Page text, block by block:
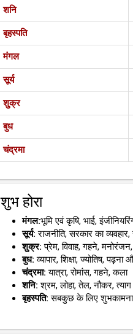
शनि
बृहस्पति
मंगल
सूर्य
शुक्र
बुध
चंद्रमा
शुभ होरा
मंगल:भूमि एवं कृषि, भाई,
सूर्य: राजनीति, सरकार का
शुक्र: प्रेम, विवाह, गहने,
बुध: व्यापार, शिक्षा, ज्योतिष,
चंद्रमा: यात्रा, रोमांस, गहने, कला
शनि: श्रम, लोहा, तेल, नौकर, त्याग
बृहस्पति: सबकुछ के लिए